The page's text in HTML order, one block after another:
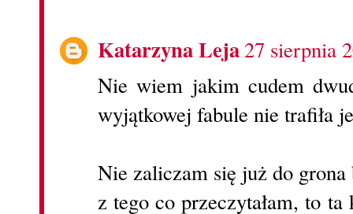
Katarzyna Leja27 sierpnia
Nie wiem jakim cudem
wyjątkowej fabule nie trafiła
Nie zaliczam się już do
z tego co przeczytałam, to